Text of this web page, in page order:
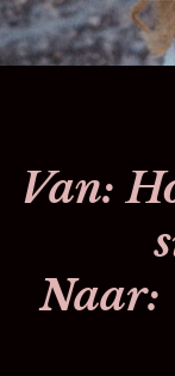
Van:
Naar: